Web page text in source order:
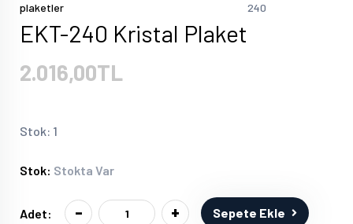
plaketler
240
EKT-240 Kristal Plaket
2.016,00TL
Stok: 1
Stok: Stokta Var
Adet: - + Sepete Ekle